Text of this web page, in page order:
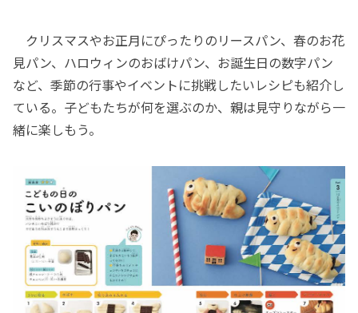
クリスマスやお正月にぴったりのリースパン、春のお花
見パン、ハロウィンのおばけパン、お誕生日の数字パン
など、季節の行事やイベントに挑戦したいレシピも紹介し
ている。子どもたちが何を選ぶのか、親は見守りながら一
緒に楽しもう。